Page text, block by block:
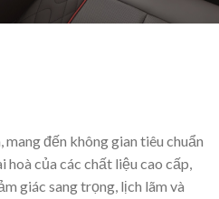
mang đến không gian tiêu chuẩn
của các chất liệu cao cấp,
giác sang trọng, lịch lãm và